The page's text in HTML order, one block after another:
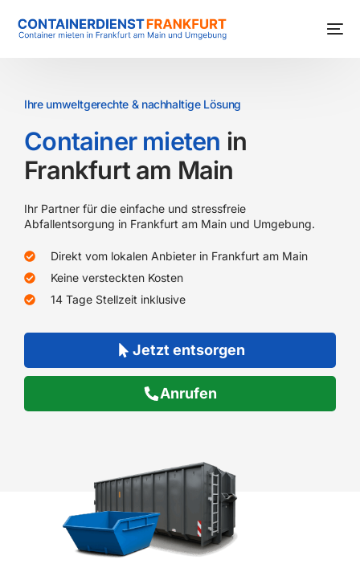
Ihre umweltgerechte & nachhaltige Lösung
Container mieten in
Frankfurt am Main
Ihr Partner für die einfache und stressfreie
Abfallentsorgung in Frankfurt am Main und Umgebung.
Direkt vom lokalen Anbieter in Frankfurt am Main
Keine versteckten Kosten
14 Tage Stellzeit inklusive
Jetzt entsorgen
Anrufen